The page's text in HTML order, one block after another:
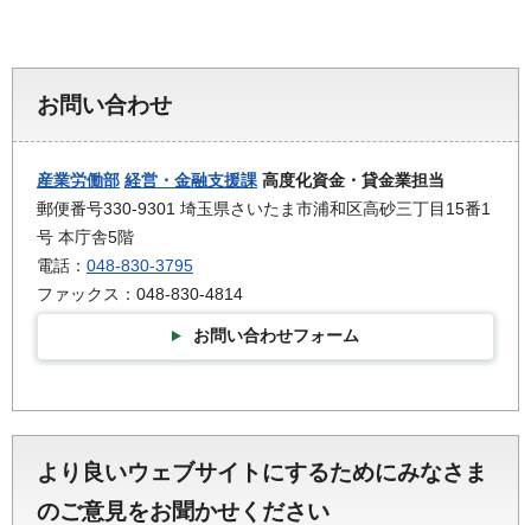
お問い合わせ
産業労働部 経営・金融支援課 高度化資金・貸金業担当
郵便番号330-9301 埼玉県さいたま市浦和区高砂三丁目15番1
号 本庁舎5階
電話： 048-830-3795
ファックス：048-830-4814
お問い合わせフォーム
より良いウェブサイトにするためにみなさま
のご意見をお聞かせください